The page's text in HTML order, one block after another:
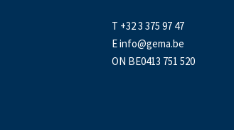
T +32 3 375 97 47
Einfo@gema.be
ON BE0413 751 520